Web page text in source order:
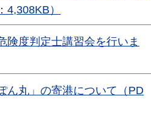
4,308KB）
険度判定士講習会を行いま
ん丸」の寄港について（PD